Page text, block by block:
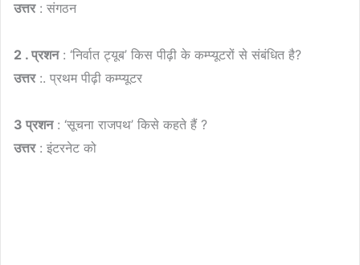
उत्तर: संगठन
2 . प्रशन: ‘निर्वात ट्यूब’ किस पीढ़ी के कम्प्यूटरों से संबंधित है?
उत्तर:. प्रथम पीढ़ी कम्प्यूटर
3 प्रशन: ‘सूचना राजपथ’ किसे कहते हैं ?
उत्तर: इंटरनेट को